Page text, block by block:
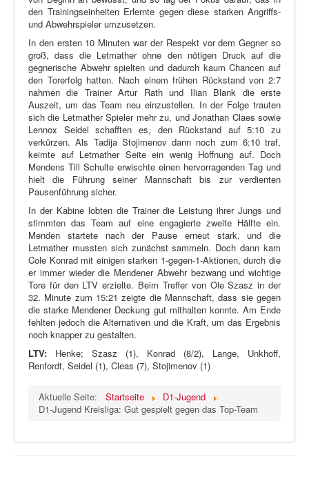
den Trainingseinheiten Erlernte gegen diese starken Angriffs-
und Abwehrspieler umzusetzen.
In den ersten 10 Minuten war der Respekt vor dem Gegner so
groß, dass die Letmather ohne den nötigen Druck auf die
gegnerische Abwehr spielten und dadurch kaum Chancen auf
den Torerfolg hatten. Nach einem frühen Rückstand von 2:7
nahmen die Trainer Artur Rath und Ilian Blank die erste
Auszeit, um das Team neu einzustellen. In der Folge trauten
sich die Letmather Spieler mehr zu, und Jonathan Claes sowie
Lennox Seidel schafften es, den Rückstand auf 5:10 zu
verkürzen. Als Tadija Stojimenov dann noch zum 6:10 traf,
keimte auf Letmather Seite ein wenig Hoffnung auf. Doch
Mendens Till Schulte erwischte einen hervorragenden Tag und
hielt die Führung seiner Mannschaft bis zur verdienten
Pausenführung sicher.
In der Kabine lobten die Trainer die Leistung ihrer Jungs und
stimmten das Team auf eine engagierte zweite Hälfte ein.
Menden startete nach der Pause erneut stark, und die
Letmather mussten sich zunächst sammeln. Doch dann kam
Cole Konrad mit einigen starken 1-gegen-1-Aktionen, durch die
er immer wieder die Mendener Abwehr bezwang und wichtige
Tore für den LTV erzielte. Beim Treffer von Ole Szasz in der
32. Minute zum 15:21 zeigte die Mannschaft, dass sie gegen
die starke Mendener Deckung gut mithalten konnte. Am Ende
fehlten jedoch die Alternativen und die Kraft, um das Ergebnis
noch knapper zu gestalten.
LTV: Henke; Szasz (1), Konrad (8/2), Lange, Unkhoff,
Renfordt, Seidel (1), Cleas (7), Stojimenov (1)
Aktuelle Seite: Startseite
D1-Jugend
D1-Jugend Kreisliga: Gut gespielt gegen das Top-Team